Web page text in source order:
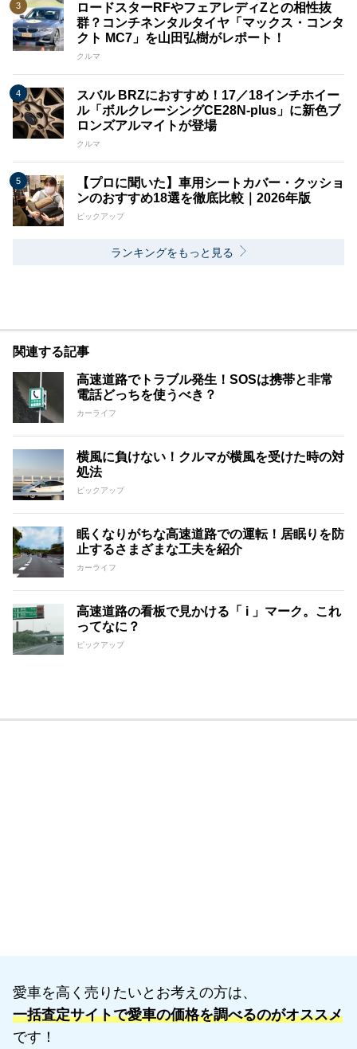
ロードスターRFやフェアレディZとの相性抜
群？コンチネンタルタイヤ「マックス・コンタ
クト MC7」を山田弘樹がレポート！
クルマ
スバル BRZにおすすめ！17／18インチホイー
ル「ボルクレーシングCE28N-plus」に新色ブ
ロンズアルマイトが登場
クルマ
【プロに聞いた】車用シートカバー・クッショ
ンのおすすめ18選を徹底比較｜2026年版
ピックアップ
ランキングをもっと見る
関連する記事
高速道路でトラブル発生！SOSは携帯と非常
電話どっちを使うべき？
カーライフ
横風に負けない！クルマが横風を受けた時の対
処法
ピックアップ
眠くなりがちな高速道路での運転！居眠りを防
止するさまざまな工夫を紹介
カーライフ
高速道路の看板で見かける「 i 」マーク。これ
ってなに？
ピックアップ
愛車を高く売りたいとお考えの方は、
一括査定サイトで愛車の価格を調べるのがオススメ
です！